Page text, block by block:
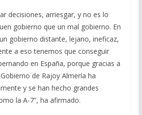
decisiones, arriesgar, y no es lo
gobierno que un mal gobierno. En
gobierno distante, lejano, ineficaz,
a eso tenemos que conseguir
en España, porque gracias a
de Rajoy Almería ha
y se han hecho grandes
la A-7”, ha afirmado.